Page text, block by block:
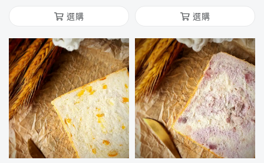
選購 選購